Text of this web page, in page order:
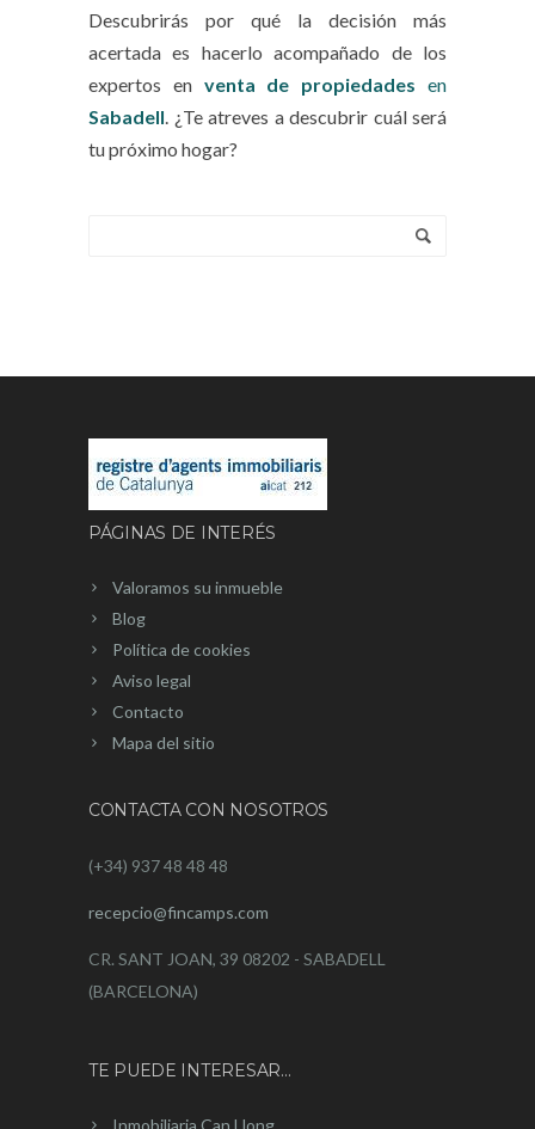
Descubrirás por qué la decisión más
acertada es hacerlo acompañado de los
expertos en venta de propiedades en
Sabadell. ¿Te atreves a descubrir cuál será
tu próximo hogar?
PÁGINAS DE INTERÉS
Valoramos su inmueble
Blog
Política de cookies
Aviso legal
Contacto
Mapa del sitio
CONTACTA CON NOSOTROS
(+34) 937 48 48 48
recepcio@fincamps.com
CR. SANT JOAN, 39 08202 - SABADELL
(BARCELONA)
TE PUEDE INTERESAR…
Inmobiliaria Can Llong